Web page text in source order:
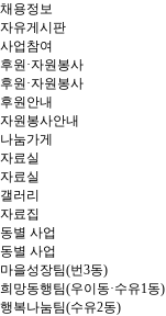
채용정보
자유게시판
사업참여
후원·자원봉사
후원·자원봉사
후원안내
자원봉사안내
나눔가게
자료실
자료실
갤러리
자료집
동별 사업
동별 사업
마을성장팀(번3동)
희망동행팀(우이동·수유1동)
행복나눔팀(수유2동)